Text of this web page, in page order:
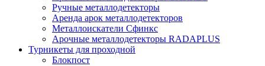
Ручные металлодетекторы
Аренда арок металлодетекторов
Металлоискатели Сфинкс
Арочные металлодетекторы RADAPLUS
Турникеты для проходной
Блокпост